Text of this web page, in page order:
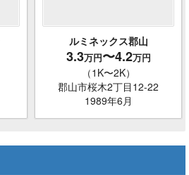
ルミネックス郡山
3.3万円〜4.2万円
（1K〜2K）
郡山市桜木2丁目12-22
1989年6月